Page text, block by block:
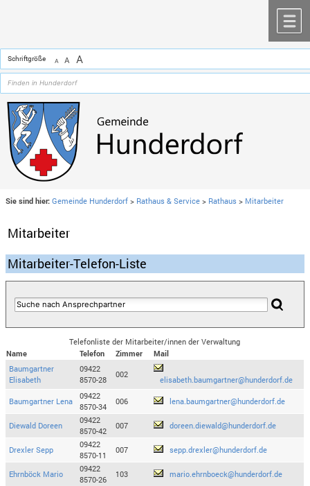
Schriftgröße A A A
Sie sind hier: Gemeinde Hunderdorf > Rathaus & Service > Rathaus > Mitarbeiter
Mitarbeiter
Mitarbeiter-Telefon-Liste
Telefonliste der Mitarbeiter/innen der Verwaltung
Name
Telefon Zimmer
Mail
Baumgartner
Elisabeth
09422
8570-28
002
elisabeth.baumgartner@hunderdorf.de
Baumgartner Lena
09422
8570-34
006 lena.baumgartner@hunderdorf.de
Diewald Doreen
09422
8570-42
007 doreen.diewald@hunderdorf.de
Drexler Sepp
09422
8570-11
007 sepp.drexler@hunderdorf.de
Ehrnböck Mario
09422
8570-26
103 mario.ehrnboeck@hunderdorf.de